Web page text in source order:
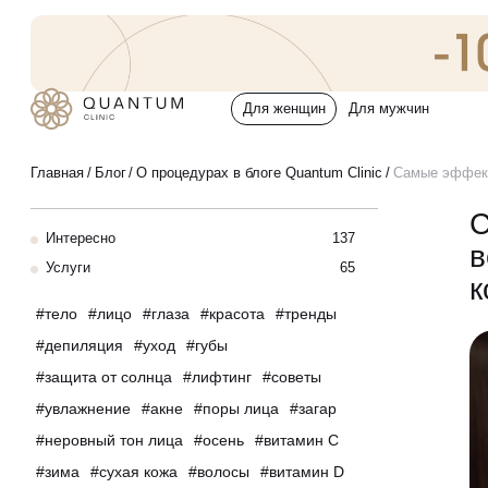
Для женщин Для мужчин
Услуги
Консультативный приём
Инъекционная косметология
Аппаратная косметология
Эстетическая косметология
Эндокринология
Проблемы
До/после
Специалисты
Спецпредложения
Главная Блог О процедурах в блоге Quantum Clinic Самые
Интересно
137
Услуги
65
тело лицо глаза красота
тренды
депиляция
уход
губы
защита от солнца
лифтинг
советы
увлажнение
акне поры лица
загар
неровный тон лица
осень
витамин C
зима
сухая кожа волосы
витамин D